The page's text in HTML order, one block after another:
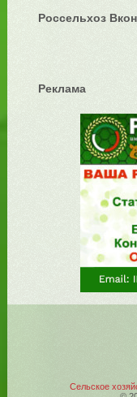
Россельхоз
Реклама
Сельское